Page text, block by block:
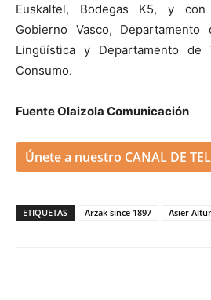
Euskaltel, Bodegas K5, y
Gobierno Vasco,
Lingüística y Departamento de
Consumo.
Fuente Olaizola Comunicación
Únete a nuestro CANAL DE
ETIQUETAS Arzak since 1897 Asier